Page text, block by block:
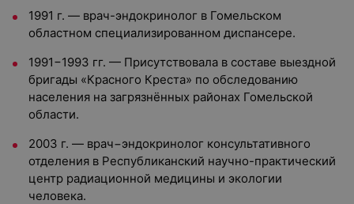
1991 г. — врач-эндокринолог в Гомельском
областном специализированном диспансере.
1991−1993 гг. — Присутствовала в составе выездной
бригады «Красного Креста» по обследованию
населения на загрязнённых районах Гомельской
области.
2003 г. — врач−эндокринолог консультативного
отделения в Республиканский научно-практический
центр радиационной медицины и экологии
человека.